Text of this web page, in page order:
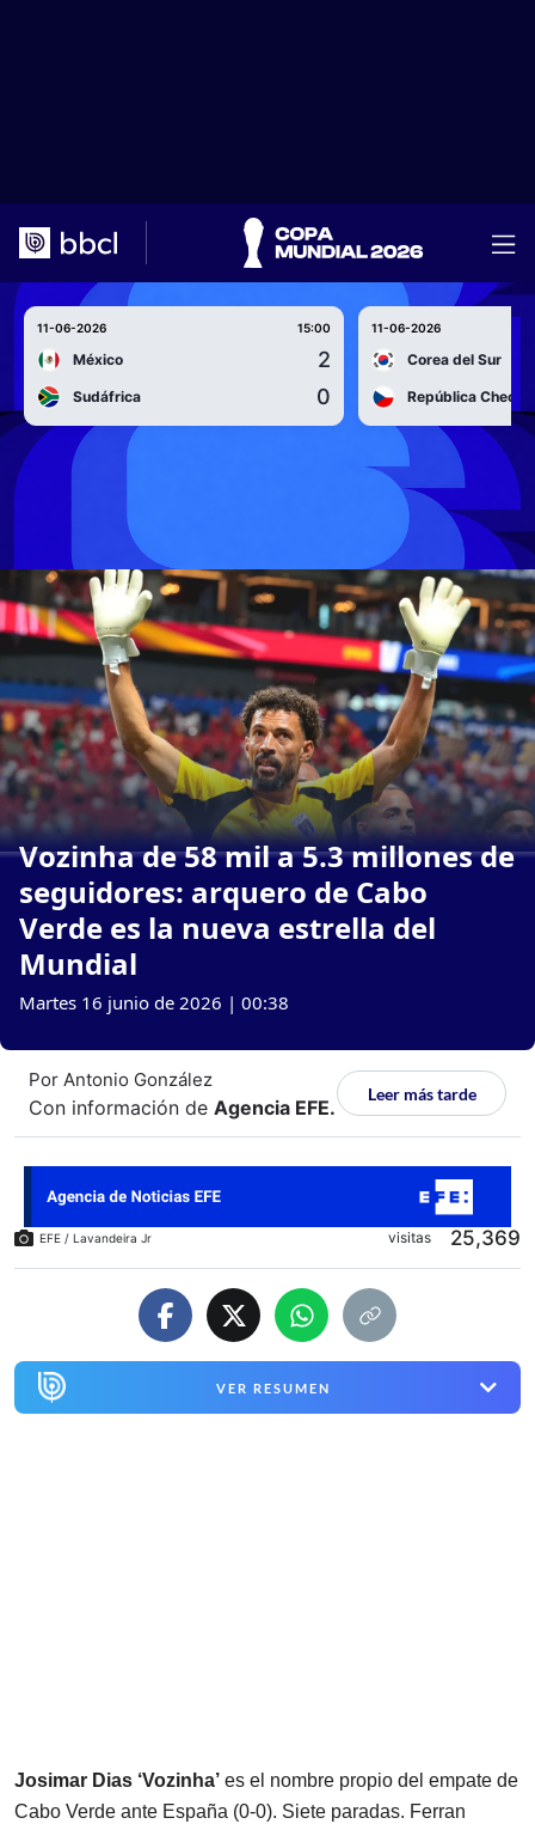
11-06-2026 15:00
México 2
Sudáfrica 0
11-06-2026
Corea del Sur
República Checa
Vozinha de 58 mil a 5.3 millones de
seguidores: arquero de Cabo
Verde es la nueva estrella del
Mundial
Martes 16 junio de 2026 | 00:38
Por Antonio González
Con información de Agencia EFE.
Leer más tarde
EFE / Lavandeira Jr visitas 25,369
VER RESUMEN
Josimar Dias ‘Vozinha’ es el nombre propio del empate de
Cabo Verde ante España (0-0). Siete paradas. Ferran